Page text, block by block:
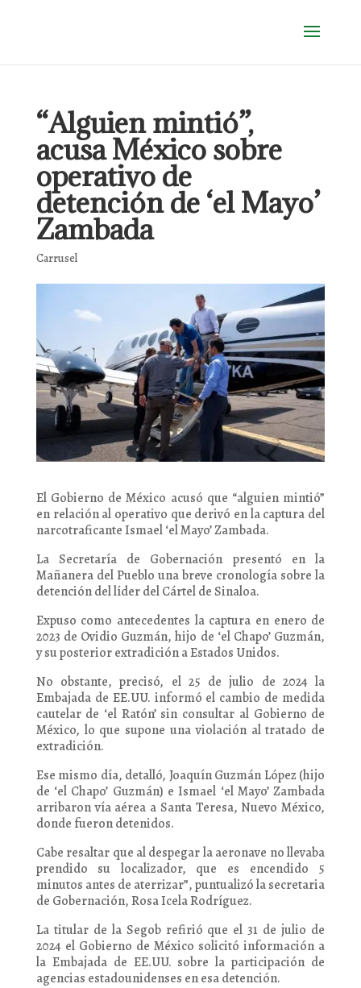
“Alguien mintió”,
acusa México sobre
operativo de
detención de ‘el Mayo’
Zambada
Carrusel
El Gobierno de México acusó que “alguien mintió”
en relación al operativo que derivó en la captura del
narcotraficante Ismael ‘el Mayo’ Zambada.
La Secretaría de Gobernación presentó en la
Mañanera del Pueblo una breve cronología sobre la
detención del líder del Cártel de Sinaloa.
Expuso como antecedentes la captura en enero de
2023 de Ovidio Guzmán, hijo de ‘el Chapo’ Guzmán,
y su posterior extradición a Estados Unidos.
No obstante, precisó, el 25 de julio de 2024 la
Embajada de EE.UU. informó el cambio de medida
cautelar de ‘el Ratón’ sin consultar al Gobierno de
México, lo que supone una violación al tratado de
extradición.
Ese mismo día, detalló, Joaquín Guzmán López (hijo
de ‘el Chapo’ Guzmán) e Ismael ‘el Mayo’ Zambada
arribaron vía aérea a Santa Teresa, Nuevo México,
donde fueron detenidos.
Cabe resaltar que al despegar la aeronave no llevaba
prendido su localizador, que es encendido 5
minutos antes de aterrizar”, puntualizó la secretaria
de Gobernación, Rosa Icela Rodríguez.
La titular de la Segob refirió que el 31 de julio de
2024 el Gobierno de México solicitó información a
la Embajada de EE.UU. sobre la participación de
agencias estadounidenses en esa detención.